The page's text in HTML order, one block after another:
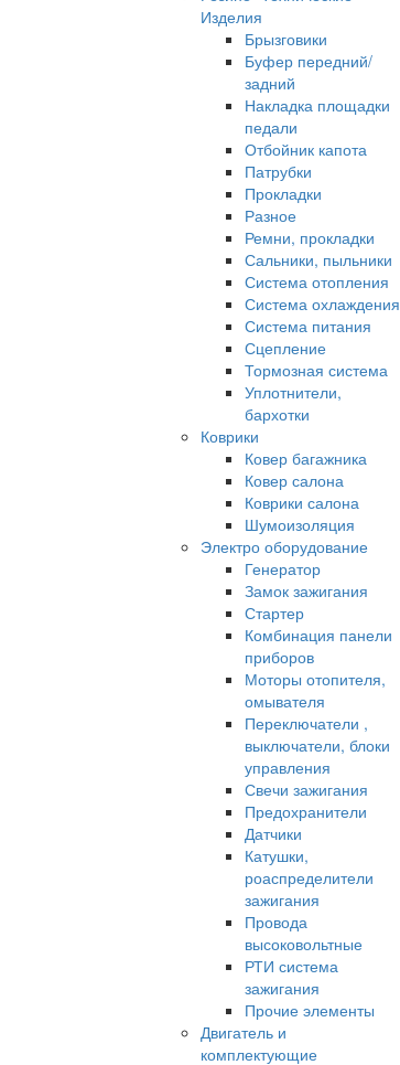
Изделия
Брызговики
Буфер передний/
задний
Накладка площадки
педали
Отбойник капота
Патрубки
Прокладки
Разное
Ремни, прокладки
Сальники, пыльники
Система отопления
Система охлаждения
Система питания
Сцепление
Тормозная система
Уплотнители,
бархотки
Коврики
Ковер багажника
Ковер салона
Коврики салона
Шумоизоляция
Электро оборудование
Генератор
Замок зажигания
Стартер
Комбинация панели
приборов
Моторы отопителя,
омывателя
Переключатели ,
выключатели, блоки
управления
Свечи зажигания
Предохранители
Датчики
Катушки,
роаспределители
зажигания
Провода
высоковольтные
РТИ система
зажигания
Прочие элементы
Двигатель и
комплектующие